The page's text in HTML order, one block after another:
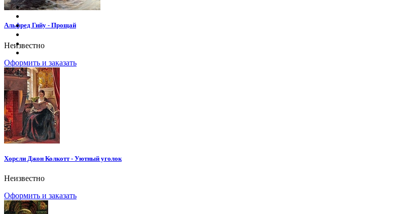
Альфред Гийу - Прощай
Неизвестно
Оформить и заказать
Хорсли Джон Колкотт - Уютный уголок
Неизвестно
Оформить и заказать